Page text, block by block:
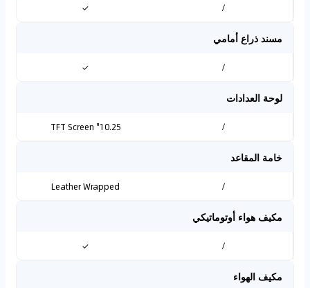
/
✓
مسند ذراع أمامي
/
✓
لوحة العدادات
/
10.25" TFT Screen
خامة المقاعد
/
Leather Wrapped
مكيف هواء أوتوماتيكي
/
✓
مكيف الهواء